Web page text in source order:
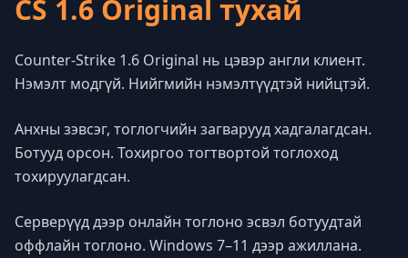
CS 1.6 Original тухай
Counter-Strike 1.6 Original нь цэвэр англи клиент.
Нэмэлт модгүй. Нийгмийн нэмэлтүүдтэй нийцтэй.
Анхны зэвсэг, тоглогчийн загварууд хадгалагдсан.
Ботууд орсон. Тохиргоо тогтвортой тоглоход
тохируулагдсан.
Серверүүд дээр онлайн тоглоно эсвэл ботуудтай
оффлайн тоглоно. Windows 7–11 дээр ажиллана.